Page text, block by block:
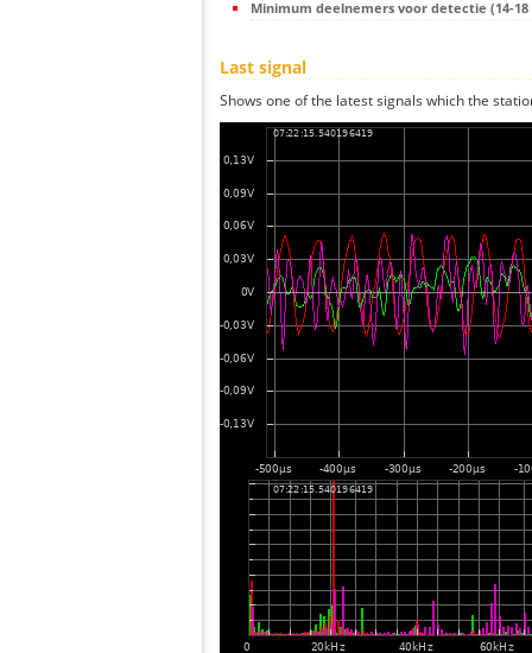
Minimum deelnemers voor detectie (14-
Last signal
Shows one of the latest signals which the